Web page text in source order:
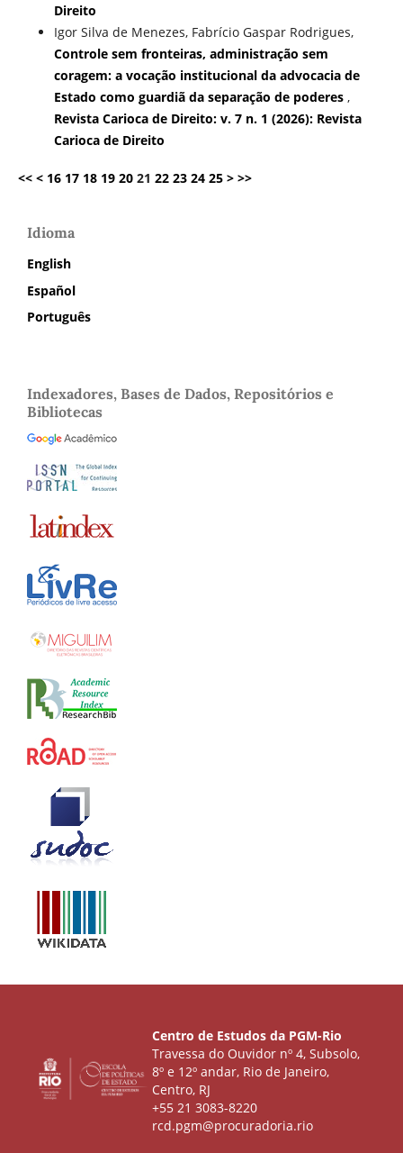
Direito
Igor Silva de Menezes, Fabrício Gaspar Rodrigues,
Controle sem fronteiras, administração sem
coragem: a vocação institucional da advocacia de
Estado como guardiã da separação de poderes ,
Revista Carioca de Direito: v. 7 n. 1 (2026): Revista
Carioca de Direito
<< < 16 17 18 19 20 21 22 23 24 25 > >>
Idioma
English
Español
Português
Indexadores, Bases de Dados, Repositórios e
Bibliotecas
Centro de Estudos da PGM-Rio
Travessa do Ouvidor nº 4, Subsolo,
8º e 12º andar, Rio de Janeiro,
Centro, RJ
+55 21 3083-8220
rcd.pgm@procuradoria.rio